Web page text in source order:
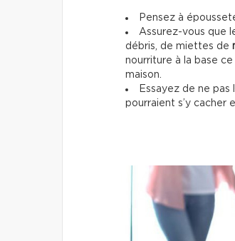
Pensez à
Assurez-vous que
débris, de miettes de
nourriture à la base
maison.
Essayez de ne
pourraient s’y cacher